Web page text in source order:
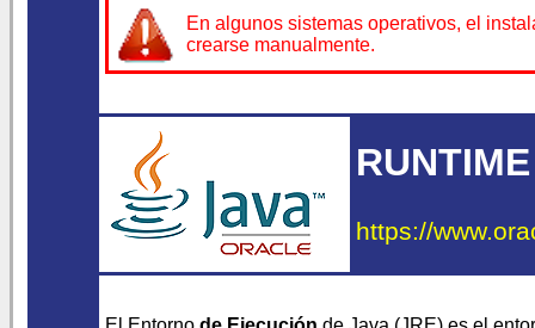
En algunos sistemas operativos, el
crearse manualmente.
https://